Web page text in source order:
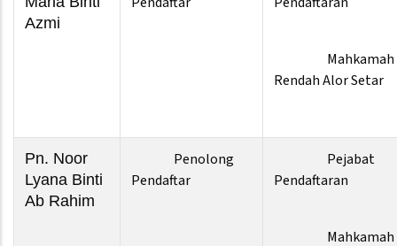
Azmi
Mahkamah
Rendah Alor Setar
Pn. Noor
Lyana Binti
Ab Rahim
Penolong
Pendaftar
Pejabat
Pendaftaran
Mahkamah